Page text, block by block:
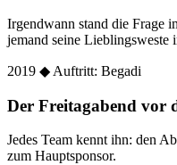
Irgendwann stand die Frage
jemand seine Lieblingsweste
2019 ◆ Auftritt: Begadi
Der Freitagabend vor
Jedes Team kennt ihn: den
zum Hauptsponsor.